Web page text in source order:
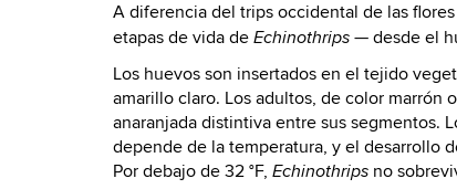
A diferencia del trips occidental de las flores
etapas de vida de Echinothrips — desde el
Los huevos son insertados en el tejido
amarillo claro. Los adultos, de color marrón
anaranjada distintiva entre sus segmentos.
depende de la temperatura, y el desarrollo
Por debajo de 32 °F, Echinothrips no